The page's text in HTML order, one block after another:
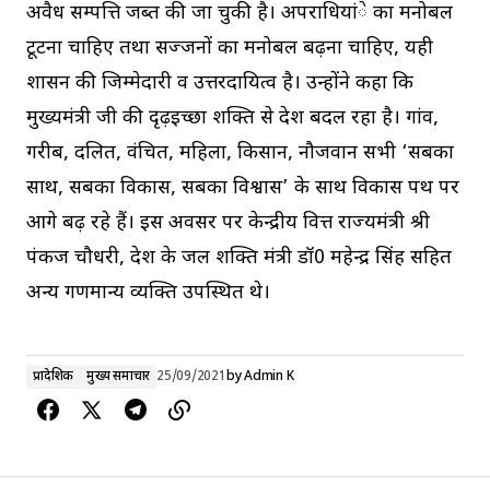
अवैध सम्पत्ति जब्त की जा चुकी है। अपराधियांे का मनोबल
टूटना चाहिए तथा सज्जनों का मनोबल बढ़ना चाहिए, यही
शासन की जिम्मेदारी व उत्तरदायित्व है। उन्होंने कहा कि
मुख्यमंत्री जी की दृढ़इच्छा शक्ति से प्रदेश बदल रहा है। गांव,
गरीब, दलित, वंचित, महिला, किसान, नौजवान सभी ‘सबका
साथ, सबका विकास, सबका विश्वास’ के साथ विकास पथ पर
आगे बढ़ रहे हैं। इस अवसर पर केन्द्रीय वित्त राज्यमंत्री श्री
पंकज चौधरी, प्रदेश के जल शक्ति मंत्री डॉ0 महेन्द्र सिंह सहित
अन्य गणमान्य व्यक्ति उपस्थित थे।
प्रादेशिक मुख्य समाचार 25/09/2021byAdmin K